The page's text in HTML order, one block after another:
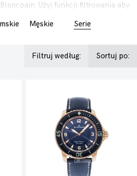
Użyj funkcji filtrowania aby
Męskie Serie
Sortuj po:
Filtruj według: